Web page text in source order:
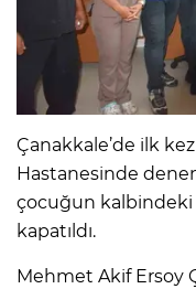
Çanakkale’de ilk
Hastanesinde
çocuğun
kapatıldı.
Mehmet Akif Ersoy